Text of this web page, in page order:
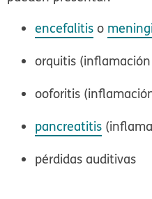
encefalitis o
orquitis
ooforitis
pancreatitis
pérdidas auditivas